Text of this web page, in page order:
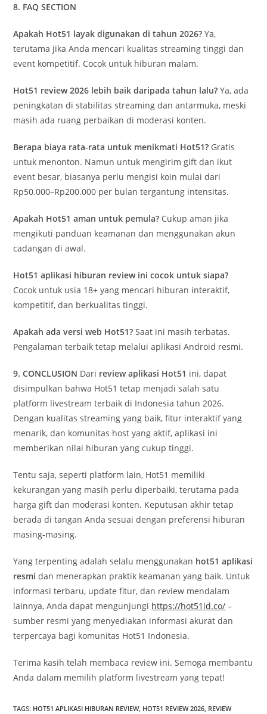
8. FAQ SECTION
Apakah Hot51 layak digunakan di tahun 2026? Ya,
terutama jika Anda mencari kualitas streaming tinggi dan
event kompetitif. Cocok untuk hiburan malam.
Hot51 review 2026 lebih baik daripada tahun lalu? Ya, ada
peningkatan di stabilitas streaming dan antarmuka, meski
masih ada ruang perbaikan di moderasi konten.
Berapa biaya rata-rata untuk menikmati Hot51? Gratis
untuk menonton. Namun untuk mengirim gift dan ikut
event besar, biasanya perlu mengisi koin mulai dari
Rp50.000–Rp200.000 per bulan tergantung intensitas.
Apakah Hot51 aman untuk pemula? Cukup aman jika
mengikuti panduan keamanan dan menggunakan akun
cadangan di awal.
Hot51 aplikasi hiburan review ini cocok untuk siapa?
Cocok untuk usia 18+ yang mencari hiburan interaktif,
kompetitif, dan berkualitas tinggi.
Apakah ada versi web Hot51? Saat ini masih terbatas.
Pengalaman terbaik tetap melalui aplikasi Android resmi.
9. CONCLUSION Dari review aplikasi Hot51 ini, dapat
disimpulkan bahwa Hot51 tetap menjadi salah satu
platform livestream terbaik di Indonesia tahun 2026.
Dengan kualitas streaming yang baik, fitur interaktif yang
menarik, dan komunitas host yang aktif, aplikasi ini
memberikan nilai hiburan yang cukup tinggi.
Tentu saja, seperti platform lain, Hot51 memiliki
kekurangan yang masih perlu diperbaiki, terutama pada
harga gift dan moderasi konten. Keputusan akhir tetap
berada di tangan Anda sesuai dengan preferensi hiburan
masing-masing.
Yang terpenting adalah selalu menggunakan hot51 aplikasi
resmi dan menerapkan praktik keamanan yang baik. Untuk
informasi terbaru, update fitur, dan review mendalam
lainnya, Anda dapat mengunjungi https://hot51id.co/ –
sumber resmi yang menyediakan informasi akurat dan
terpercaya bagi komunitas Hot51 Indonesia.
Terima kasih telah membaca review ini. Semoga membantu
Anda dalam memilih platform livestream yang tepat!
TAGS: HOT51 APLIKASI HIBURAN REVIEW, HOT51 REVIEW 2026 REVIEW